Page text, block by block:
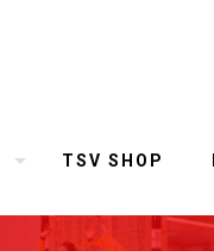
TSV SHOP